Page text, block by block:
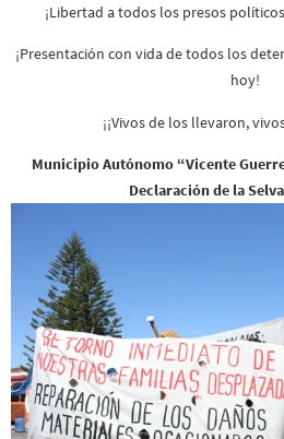
¡Libertad a todos los presos
¡Presentación con vida de todos los
hoy!
¡¡Vivos de los llevaron,
Municipio Autónomo “Vicente
Declaración de la